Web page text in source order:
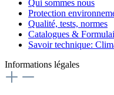
Qui sommes nous
Protection
Qualité, tests, normes
Catalogues &
Savoir technique:
Informations légales